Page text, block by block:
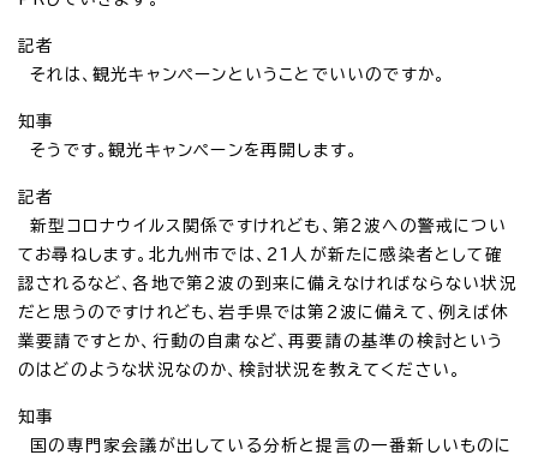
記者
それは、観光キャンペーンということでいいのですか。
知事
そうです。観光キャンペーンを再開します。
記者
新型コロナウイルス関係ですけれども、第2波への警戒につい
てお尋ねします。北九州市では、21人が新たに感染者として確
認されるなど、各地で第2波の到来に備えなければならない状況
だと思うのですけれども、岩手県では第2波に備えて、例えば休
業要請ですとか、行動の自粛など、再要請の基準の検討という
のはどのような状況なのか、検討状況を教えてください。
知事
国の専門家会議が出している分析と提言の一番新しいものに